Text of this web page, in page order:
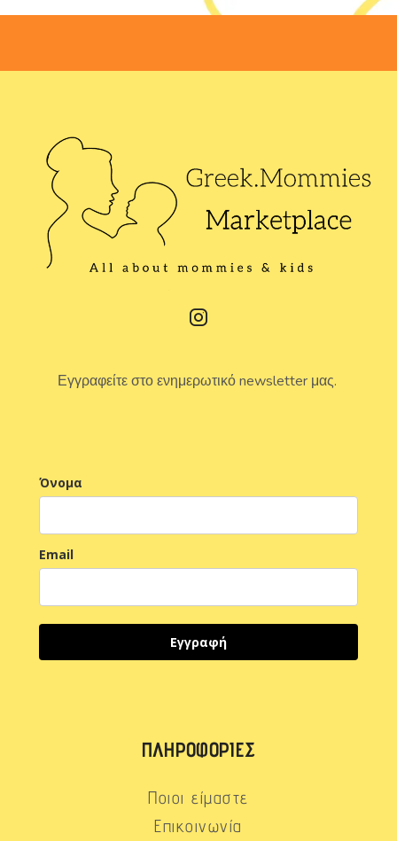
Εγγραφείτε στο ενημερωτικό newsletter μας.
Όνομα
Email
Εγγραφή
ΠΛΗΡΟΦΟΡΊΕΣ
Ποιοι είμαστε
Επικοινωνία